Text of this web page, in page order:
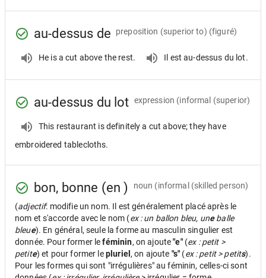
au-dessus de preposition (superior to) (figuré)
He is a cut above the rest. Il est au-dessus du lot.
au-dessus du lot expression (informal (superior)
This restaurant is definitely a cut above; they have
embroidered tablecloths.
bon, bonne (en ) noun (informal (skilled person)
(adjectif: modifie un nom. Il est généralement placé après le
nom et s'accorde avec le nom (ex : un ballon bleu, uneballe
bleue). En général, seule la forme au masculin singulier est
donnée. Pour former leféminin, on ajoute"e"(ex : petit >
petite) et pour former lepluriel , on ajoute "s" (ex : petit > petits).
Pour les formes qui sont "irrégulières" au féminin, celles-ci sont